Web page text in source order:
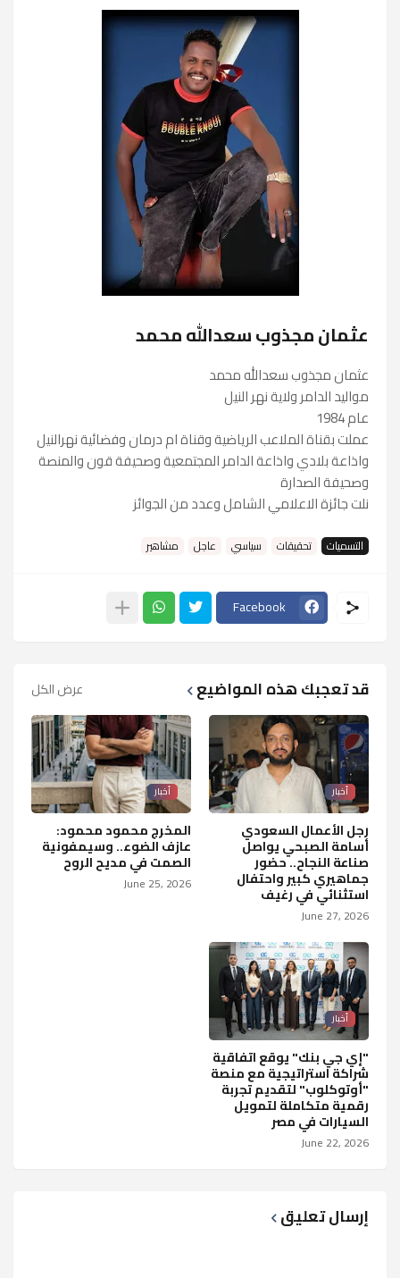
عثمان مجذوب سعدالله محمد
عثمان مجذوب سعدالله محمد
مواليد الدامر ولاية نهر النيل
عام 1984
عملت بقناة الملاعب الرياضية وقناة ام درمان وفضائية نهرالنيل
واذاعة بلادي واذاعة الدامر المجتمعية وصحيفة قون والمنصة
وصحيفة الصدارة
نلت جائزة الاعلامي الشامل وعدد من الجوائز
التسميات تحقيقات سياسي عاجل مشاهير
Facebook
قد تعجبك هذه المواضيع عرض الكل
أخبار
رجل الأعمال السعودي
أسامة الصبحي يواصل
صناعة النجاح.. حضور
جماهيري كبير واحتفال
استثنائي في رغيف
June 27, 2026
أخبار
المخرج محمود محمود:
عازف الضوء.. وسيمفونية
الصمت في مديح الروح
June 25, 2026
أخبار
"إي جي بنك" يوقع اتفاقية
شراكة استراتيجية مع منصة
"أوتوكلوب" لتقديم تجربة
رقمية متكاملة لتمويل
السيارات في مصر
June 22, 2026
إرسال تعليق